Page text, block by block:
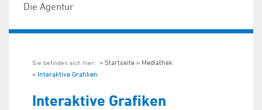
Die Agentur
Sie befinden sich hier: Startseite
Mediathek
Interaktive Grafiken
Interaktive Grafiken